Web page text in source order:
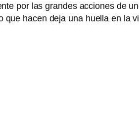
por las grandes acciones de
hacen deja una huella en la